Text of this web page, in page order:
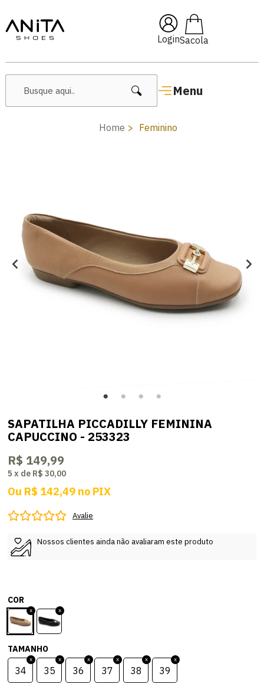
Login
Menu
Pai10
Home Feminino
SAPATILHA PICCADILLY FEMININA
CAPUCCINO - 253323
R$ 149,99
5 x de R$ 30,00
Ou R$ 142,49 no PIX
Avalie
Nossos clientes ainda não avaliaram este produto
COR
TAMANHO
34 35 36 37 38 39